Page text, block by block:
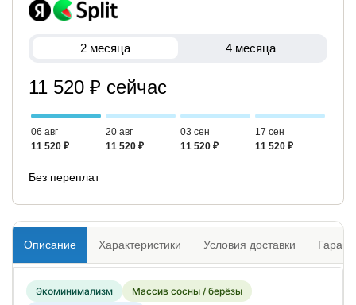
2 месяца 4 месяца
11 520 ₽ сейчас
06 авг
11 520 ₽
20 авг
11 520 ₽
03 сен
11 520 ₽
17 сен
11 520 ₽
Без переплат
Описание Характеристики Условия доставки
Экоминимализм
Массив сосны / берёзы